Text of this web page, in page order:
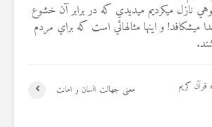
نازل مي‏كرديم مي‏ديدي كه در برابر آن خشوع
و اينها مثالهائي است كه براي مردم
معنی جهالت انسان و امانت قرآن کریم